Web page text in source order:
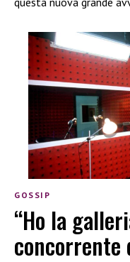
GOSSIP
“Ho la
concorrente